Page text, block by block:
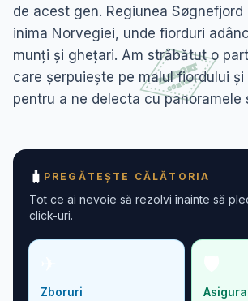
de acest gen. Regiunea
inima Norvegiei, unde fiorduri
munți și ghețari. Am străbătut o
care șerpuiește pe malul fiordului
pentru a ne delecta cu panoramele
🧳 PREGĂTEȘTE CĂLĂTORIA
Tot ce ai nevoie să rezolvi înainte să
click-uri.
Zboruri